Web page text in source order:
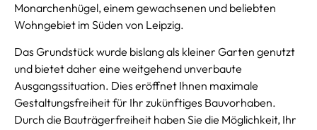
Monarchenhügel, einem gewachsenen und beliebten
Wohngebiet im Süden von Leipzig.
Das Grundstück wurde bislang als kleiner Garten genutzt
und bietet daher eine weitgehend unverbaute
Ausgangssituation. Dies eröffnet Ihnen maximale
Gestaltungsfreiheit für Ihr zukünftiges Bauvorhaben.
Durch die Bauträgerfreiheit haben Sie die Möglichkeit, Ihr